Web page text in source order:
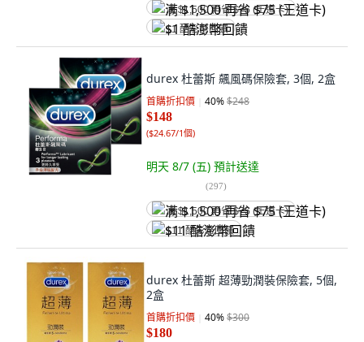
满 $1,500 再省 $75 (王道卡)
$1 酷澎幣回饋
durex 杜蕾斯 飆風碼保險套, 3個, 2盒
首購折扣價 40%$248
$148
($24.67/1個)
明天 8/7 (五) 預計送達
(297)
满 $1,500 再省 $75 (王道卡)
$11 酷澎幣回饋
durex 杜蕾斯 超薄勁潤裝保險套, 5個,
2盒
首購折扣價 40%$300
$180